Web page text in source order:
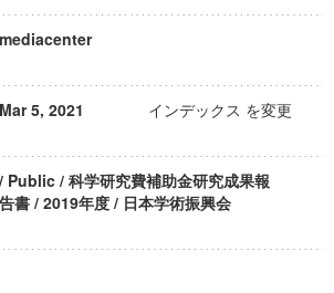
mediacenter
Mar 5, 2021 インデックス を変更
/ Public / 科学研究費補助金研究成果報
告書 / 2019年度 / 日本学術振興会